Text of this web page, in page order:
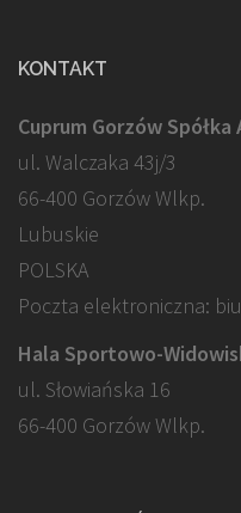
KONTAKT
Cuprum Gorzów Spółka
ul. Walczaka 43j/3
66-400 Gorzów Wlkp.
Lubuskie
POLSKA
Poczta elektroniczna:
Hala Sportowo-
ul. Słowiańska 16
66-400 Gorzów Wlkp.